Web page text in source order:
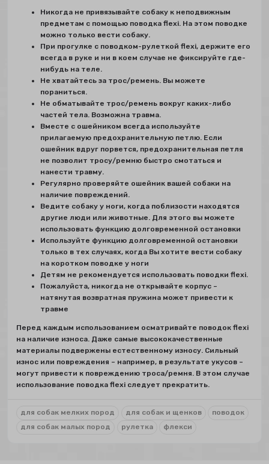
Никогда не привязывайте собаку к неподвижным
предметам с помощью поводка flexi. На этом поводке
можно только вести собаку.
При прогулке с поводком-рулеткой flexi, держите его
всегда в руке и ни в коем случае не фиксируйте где-
нибудь на теле.
Не хватайтесь за трос/ремень. Вы можете
пораниться.
Не обматывайте трос/ремень вокруг каких-либо
частей тела. Возможна травма.
Вместе с ошейником всегда используйте
прилагаемую предохранительную петлю. Если
ошейник вдруг порвется, предохранительная петля
не позволит тросу/ремню быстро смотаться и
нанести травму.
Регулярно проверяйте ошейник вашей собаки на
наличие повреждений.
Ведите собаку у ноги, когда поблизости находятся
другие люди или животные. Для этого вы можете
использовать функцию долговременной остановки
Используйте функцию долговременной остановки
только в тех случаях, когда Вы хотите вести собаку
на коротком поводке у ноги
Детям не рекомендуется использовать поводки flexi.
Пожалуйста, никогда не открывайте корпус –
натянутая возвратная пружина может привести к
травме
Перед каждым использованием осматривайте поводок flexi
на наличие износа. Даже самые высококачественные
материалы подвержены естественному износу. Сильный
износ или повреждения – например, в результате укусов –
могут привести к повреждению троса/ремня. В этом случае
использование поводка flexi следует прекратить.
для собак мелких пород для собак и щенков
поводок
для собак малых пород
рулетка флекси